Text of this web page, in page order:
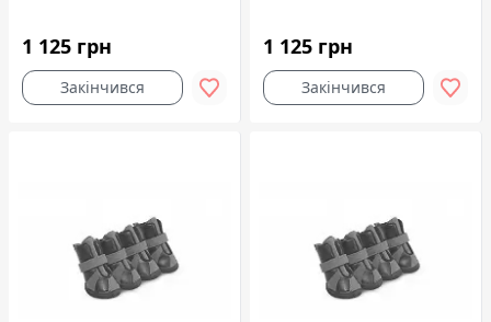
1 125 грн
Закінчився
1 125 грн
Закінчився